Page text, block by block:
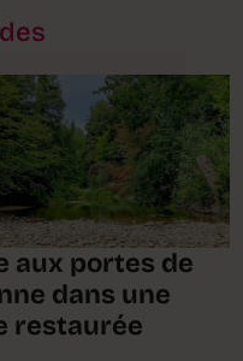
aux portes de
dans une
restaurée